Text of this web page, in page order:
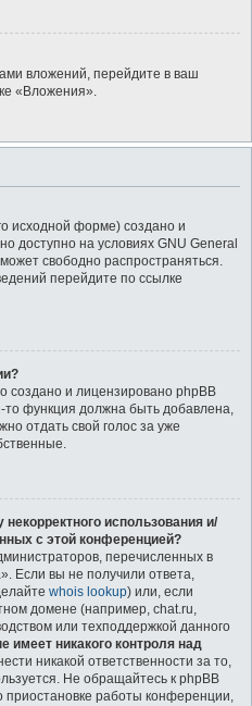
вложений, перейдите в ваш
«Вложения».
исходной форме) создано и
доступно на условиях GNU General
свободно распространяться.
перейдите по ссылке
создано и лицензировано phpBB
то функция должна быть добавлена,
отдать свой голос за уже
использования и/
с этой конференцией?
перечисленных в
Если вы не получили ответа,
whois lookup) или, если
домене (например, chat.ru,
или техподдержкой данного
имеет никакого контроля над
никакой ответственности за то,
Не обращайтесь к phpBB
приостановке работы конференции,